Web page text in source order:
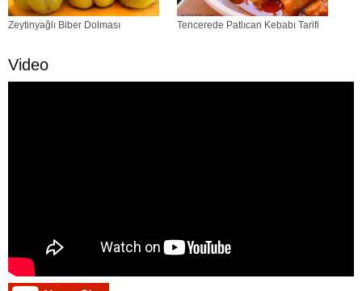
Zeytinyağlı Biber Dolması Tencerede Patlıcan Kebabı Tarifi
Video